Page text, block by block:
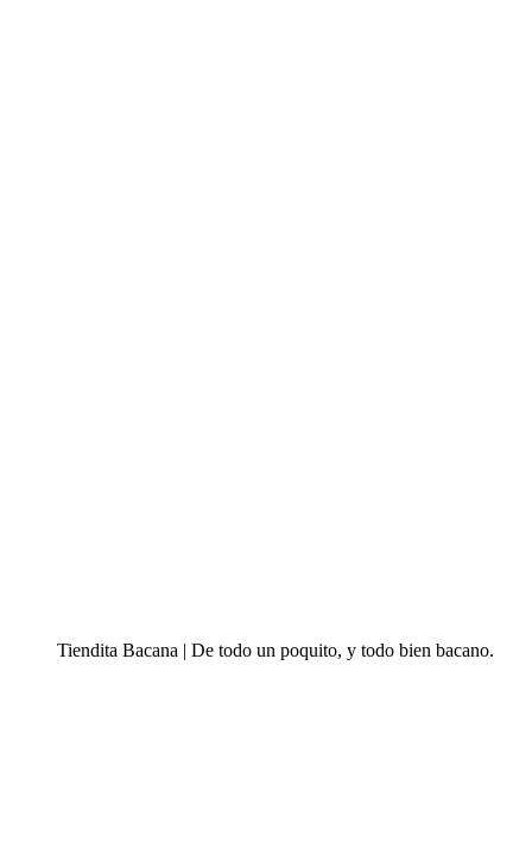
Tiendita Bacana | De todo un poquito, y todo bien bacano.